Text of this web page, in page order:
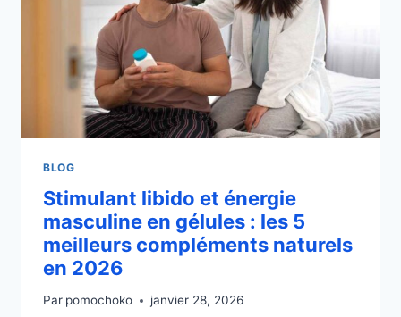
BLOG
Stimulant libido et énergie
masculine en gélules : les 5
meilleurs compléments naturels
en 2026
Par pomochoko janvier 28, 2026